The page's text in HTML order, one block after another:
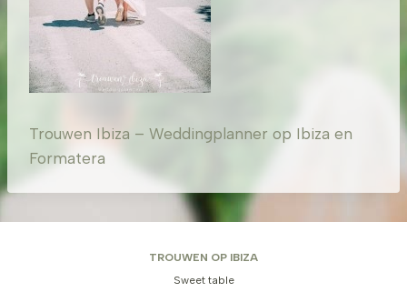
Trouwen Ibiza – Weddingplanner op Ibiza en
Formatera
TROUWEN OP IBIZA
Sweet table